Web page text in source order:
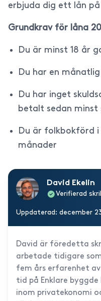
erbjuda dig ett lån
Grundkrav för låna
Du är minst 18 år
Du har en
Du har inget
betalt sedan minst
Du är folkbokförd i
månader
David Ekelin
Verifierad
Uppdaterad: december
David är föredetta
arbetade tidigare
fem års erfarenhet
tid på Enklare byggde
inom privatekonomi